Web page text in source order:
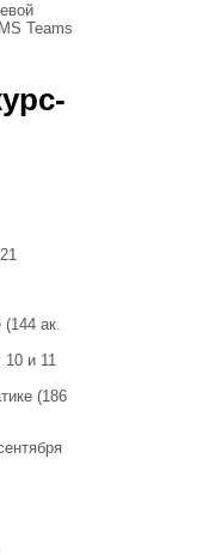
MS Teams
(144 ак.
10 и 11
(186